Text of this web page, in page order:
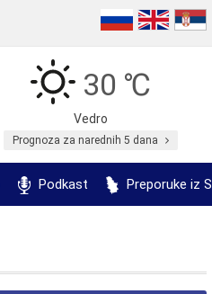
30 ℃
Vedro
Prognoza za narednih 5 dana
Podkast Preporuke iz